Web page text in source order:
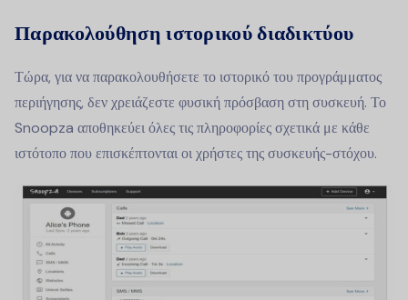
Παρακολούθηση ιστορικού διαδικτύου
Τώρα, για να παρακολουθήσετε το ιστορικό του προγράμματος
περιήγησης, δεν χρειάζεστε φυσική πρόσβαση στη συσκευή. Το
Snoopza αποθηκεύει όλες τις πληροφορίες σχετικά με κάθε
ιστότοπο που επισκέπτονται οι χρήστες της συσκευής-στόχου.